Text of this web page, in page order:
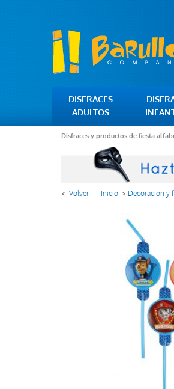
DISFRACES
ADULTOS
Disfraces y productos de fiesta
< Volver Inicio > Decoracion y